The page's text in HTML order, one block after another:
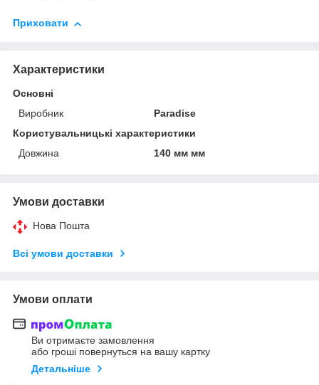
Приховати
Характеристики
Основні
Виробник
Paradise
Користувальницькі характеристики
Довжина
140 мм мм
Умови доставки
Нова Пошта
Всі умови доставки
Умови оплати
Ви отримаєте замовлення
або гроші повернуться на вашу картку
Детальніше